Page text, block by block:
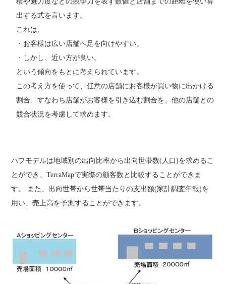
出する式を言います。
これは、
・お客様は広い店舗へ足を向けやすい。
・しかし、近い方が良い。
という傾向をもとに考えられています。
この考え方を使って、任意の店舗にお客様が買い物に出かける
割合、すなわち店舗がお客様を引き込む割合を、他の店舗との
競合状況を考慮して求めます。
ハフモデルは地域別の出向比率から出向世帯数(人口)を求めるこ
とができ、TerraMapで実際の顧客数と比較することができま
す。 また、出向世帯から世帯当たりの支出額(家計調査年報)を
用い、売上高を予測することができます。